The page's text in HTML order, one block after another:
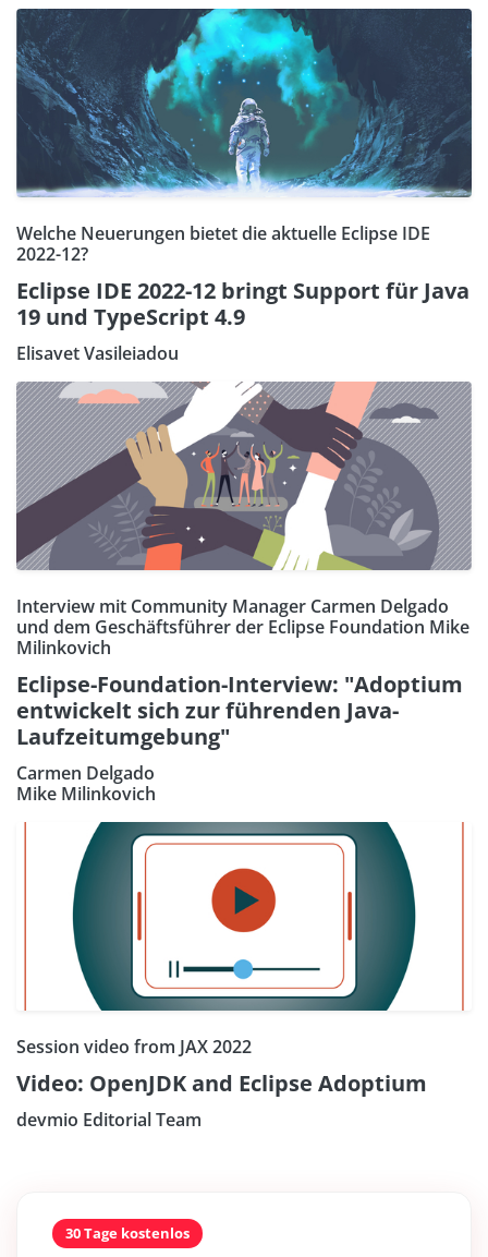
Welche Neuerungen bietet die aktuelle Eclipse IDE
2022-12?
Eclipse IDE 2022-12 bringt Support für Java
19 und TypeScript 4.9
Elisavet Vasileiadou
Interview mit Community Manager Carmen Delgado
und dem Geschäftsführer der Eclipse Foundation Mike
Milinkovich
Eclipse-Foundation-Interview: "Adoptium
entwickelt sich zur führenden Java-
Laufzeitumgebung"
Carmen Delgado
Mike Milinkovich
Session video from JAX 2022
Video: OpenJDK and Eclipse Adoptium
devmio Editorial Team
30 Tage kostenlos